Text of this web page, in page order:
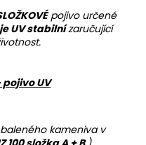
pojivo určené
je UV stabilnízaručující
UV
kameniva v